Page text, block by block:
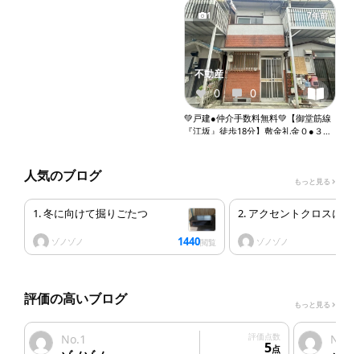
1 7年前
0 0
💚戸建●仲介手数料無料💚【御堂筋線
『江坂』徒歩18分】敷金礼金０●３Ｄ
不動産
人気のブログ もっと見る
1. 冬に向けて掘りごたつ
ゾノゾノ 1440閲覧
2. アクセントクロスにし
ゾノゾノ
評価の高いブログ もっと見る
No.1 評価点数
5点
No.